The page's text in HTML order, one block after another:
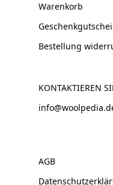
Warenkorb
Bestellung
KONTAKTIEREN
AGB